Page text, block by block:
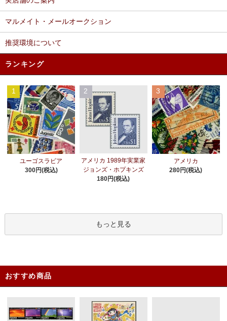
マルメイト・メールオークション
推奨環境について
ランキング
1
ユーゴスラビア
300円(税込)
2
アメリカ 1989年実業家
ジョンズ・ホプキンズ
180円(税込)
3
アメリカ
280円(税込)
もっと見る
おすすめ商品